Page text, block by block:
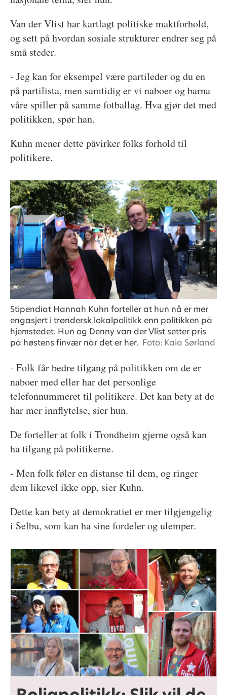
Van der Vlist har kartlagt politiske maktforhold,
og sett på hvordan sosiale strukturer endrer seg på
små steder.
- Jeg kan for eksempel være partileder og du en
på partilista, men samtidig er vi naboer og barna
våre spiller på samme fotballag. Hva gjør det med
politikken, spør han.
Kuhn mener dette påvirker folks forhold til
politikere.
Stipendiat Hannah Kuhn forteller at hun nå er mer
engasjert i trøndersk lokalpolitikk enn politikken på
hjemstedet. Hun og Denny van der Vlist setter pris
på høstens finvær når det er her. Foto: Kaia Sørland
- Folk får bedre tilgang på politikken om de er
naboer med eller har det personlige
telefonnummeret til politikere. Det kan bety at de
har mer innflytelse, sier hun.
De forteller at folk i Trondheim gjerne også kan
ha tilgang på politikerne.
- Men folk føler en distanse til dem, og ringer
dem likevel ikke opp, sier Kuhn.
Dette kan bety at demokratiet er mer tilgjengelig
i Selbu, som kan ha sine fordeler og ulemper.